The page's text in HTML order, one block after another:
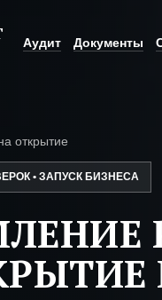
Аудит Документы
открытие
• ЗАПУСК БИЗНЕСА